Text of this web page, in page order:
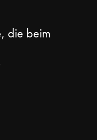
die beim